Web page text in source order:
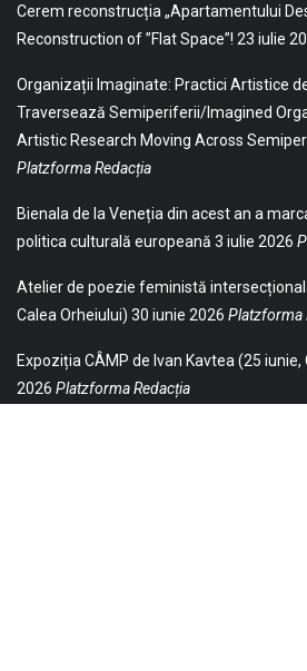
Cerem reconstrucția „Apartamentului
Reconstruction of ”Flat Space”! 23 iulie
Organizații Imaginate: Practici Artistice
Traversează Semiperiferii/Imagined
Artistic Research Moving Across
Platzforma Redacția
Bienala de la Veneția din acest an a
politica culturală europeană 3 iulie 2026
Atelier de poezie feministă
Calea Orheiului) 30 iunie 2026 Platzforma
Expoziția CÂMP de Ivan Kavtea (25 iunie,
2026 Platzforma Redacția